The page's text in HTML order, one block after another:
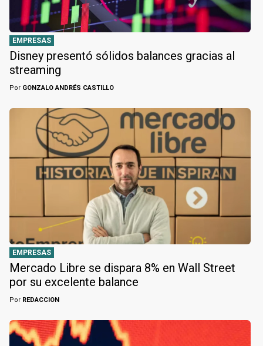
EMPRESAS
Disney presentó sólidos balances gracias al
streaming
Por GONZALO ANDRÉS CASTILLO
EMPRESAS
Mercado Libre se dispara 8% en Wall Street
por su excelente balance
Por REDACCION